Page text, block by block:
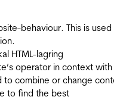
behaviour. This is
HTML-lagring
operator in context with
to combine or change
to find the best